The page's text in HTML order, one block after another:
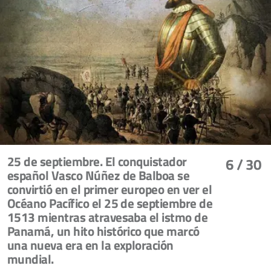
6/ 30
25 de septiembre. El conquistador
español Vasco Núñez de Balboa se
convirtió en el primer europeo en ver el
Océano Pacífico el 25 de septiembre de
1513 mientras atravesaba el istmo de
Panamá, un hito histórico que marcó
una nueva era en la exploración
mundial.